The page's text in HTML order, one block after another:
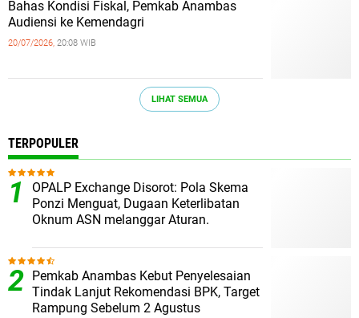
Bahas Kondisi Fiskal, Pemkab Anambas
Audiensi ke Kemendagri
20/07/2026, 20:08 WIB
LIHAT SEMUA
TERPOPULER
OPALP Exchange Disorot: Pola Skema
Ponzi Menguat, Dugaan Keterlibatan
Oknum ASN melanggar Aturan.
Pemkab Anambas Kebut Penyelesaian
Tindak Lanjut Rekomendasi BPK, Target
Rampung Sebelum 2 Agustus